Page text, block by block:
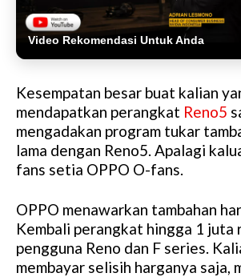
Video Rekomendasi Untuk Anda
Kesempatan besar buat kalian
mendapatkan perangkat Reno5
mengadakan program tukar
lama dengan Reno5. Apalagi
fans setia OPPO O-fans.
OPPO menawarkan tambahan
Kembali perangkat hingga 1 juta
pengguna Reno dan F series.
membayar selisih harganya saja,